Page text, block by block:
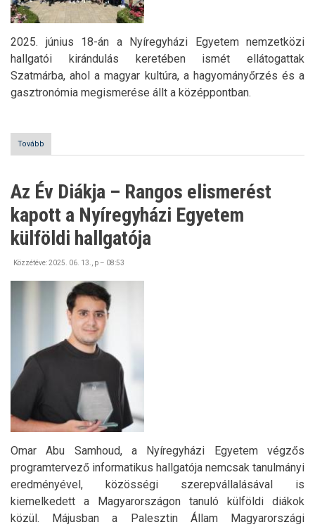
2025. június 18-án a Nyíregyházi Egyetem nemzetközi
hallgatói kirándulás keretében ismét ellátogattak
Szatmárba, ahol a magyar kultúra, a hagyományőrzés és a
gasztronómia megismerése állt a középpontban.
Tovább
Körút
is)
Az Év Diákja – Rangos elismerést
kapott a Nyíregyházi Egyetem
külföldi hallgatója
Közzétéve:2025. 06. 13., p – 08:53
Omar Abu Samhoud, a Nyíregyházi Egyetem végzős
programtervező informatikus hallgatója nemcsak tanulmányi
eredményével, közösségi szerepvállalásával is
kiemelkedett a Magyarországon tanuló külföldi diákok
közül. Májusban a Palesztin Állam Magyarországi